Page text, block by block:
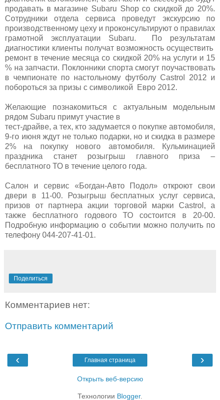
продавать в магазине Subaru Shopсо скидкой до 20%.
Сотрудники отдела сервиса проведут экскурсию по
производственному цеху и проконсультируют о правилах
грамотной эксплуатации Subaru. По результатам
диагностики клиенты получат возможность осуществить
ремонт в течение месяца со скидкой 20% на услуги и 15
% на запчасти. Поклонники спорта смогут поучаствовать
в чемпионате по настольному футболу Castrol
2012 и
побороться за призы с символикой Евро 2012.
Желающие познакомиться с актуальным модельным
рядом Subaru примут участие в
тест-драйве, а тех, кто задумается о покупке автомобиля,
9-го июня ждут не только подарки, но и скидка в размере
2% на покупку нового автомобиля. Кульминацией
праздника станет розыгрыш главного приза –
бесплатного ТО в течение целого года.
Салон и сервис «Богдан-Авто Подол» откроют свои
двери в 11-00. Розыгрыш бесплатных услуг сервиса,
призов от партнера акции торговой марки Castrol , а
также бесплатного годового ТО состоится в 20-00.
Подробную информацию о событии можно получить по
телефону 044-207-41-01.
Поделиться
Комментариев нет:
Отправить комментарий
‹ ›
Главная страница
Открыть веб-версию
Технологии Blogger.